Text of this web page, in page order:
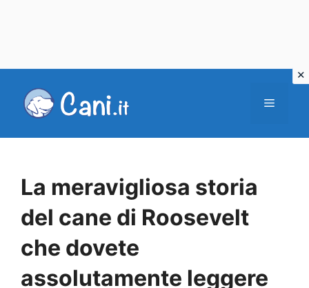
Menu
La meravigliosa storia
del cane di Roosevelt
che dovete
assolutamente leggere